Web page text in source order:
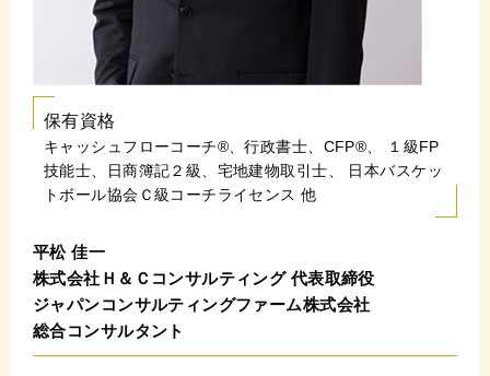
保有資格
キャッシュフローコーチ®、行政書士、CFP®、
１級FP
技能士、日商簿記２級、宅地建物取引士、
日本バスケッ
トボール協会Ｃ級コーチライセンス 他
平松 佳一
株式会社Ｈ＆Ｃコンサルティング 代表取締役
ジャパンコンサルティングファーム株式会社
総合コンサルタント